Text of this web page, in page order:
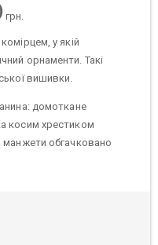
грн.
у якій
орнаменти. Такі
вишивки.
домоткане
косим хрестиком
манжети обгачковано